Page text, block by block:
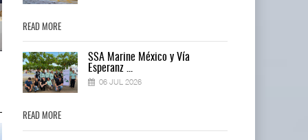
Miguel Ángel Bres encabezará
seguridad en CON ...
07 AGO 2026
READ MORE
SSA Marine México y Vía
Esperanz ...
06 JUL 2026
READ MORE